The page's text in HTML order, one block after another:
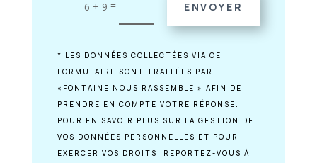
6 + 9 = ENVOYER
* LES DONNÉES COLLECTÉES VIA CE
FORMULAIRE SONT TRAITÉES PAR
«FONTAINE NOUS RASSEMBLE » AFIN DE
PRENDRE EN COMPTE VOTRE RÉPONSE.
POUR EN SAVOIR PLUS SUR LA GESTION DE
VOS DONNÉES PERSONNELLES ET POUR
EXERCER VOS DROITS, REPORTEZ-VOUS À